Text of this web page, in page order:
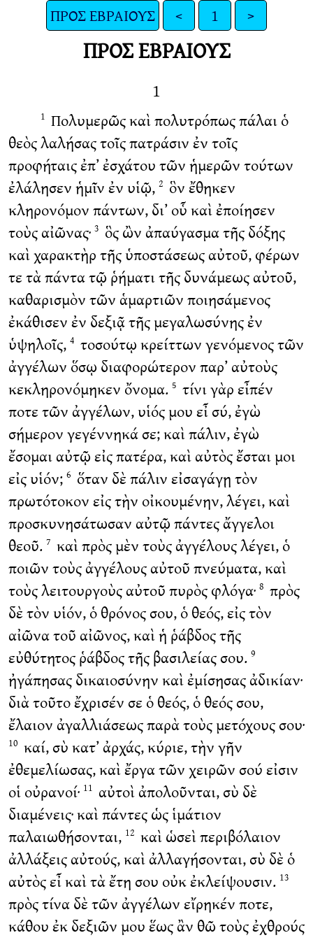
ΠΡΟΣ ΕΒΡΑΙΟΥΣ < 1 >
ΠΡΟΣ ΕΒΡΑΙΟΥΣ
1
1 Πολυμερῶς καὶ πολυτρόπως πάλαι ὁ
θεὸς λαλήσας τοῖς πατράσιν ἐν τοῖς
προφήταις ἐπ’ ἐσχάτου τῶν ἡμερῶν τούτων
ἐλάλησεν ἡμῖν ἐν υἱῷ, 2 ὃν ἔθηκεν
κληρονόμον πάντων, δι’ οὗ καὶ ἐποίησεν
τοὺς αἰῶνας· 3 ὃς ὢν ἀπαύγασμα τῆς δόξης
καὶ χαρακτὴρ τῆς ὑποστάσεως αὐτοῦ, φέρων
τε τὰ πάντα τῷ ῥήματι τῆς δυνάμεως αὐτοῦ,
καθαρισμὸν τῶν ἁμαρτιῶν ποιησάμενος
ἐκάθισεν ἐν δεξιᾷ τῆς μεγαλωσύνης ἐν
ὑψηλοῖς, 4 τοσούτῳ κρείττων γενόμενος τῶν
ἀγγέλων ὅσῳ διαφορώτερον παρ’ αὐτοὺς
κεκληρονόμηκεν ὄνομα. 5 τίνι γὰρ εἶπέν
ποτε τῶν ἀγγέλων, υἱός μου εἶ σύ, ἐγὼ
σήμερον γεγέννηκά σε; καὶ πάλιν, ἐγὼ
ἔσομαι αὐτῷ εἰς πατέρα, καὶ αὐτὸς ἔσται μοι
εἰς υἱόν; 6 ὅταν δὲ πάλιν εἰσαγάγῃ τὸν
πρωτότοκον εἰς τὴν οἰκουμένην, λέγει, καὶ
προσκυνησάτωσαν αὐτῷ πάντες ἄγγελοι
θεοῦ. 7 καὶ πρὸς μὲν τοὺς ἀγγέλους λέγει, ὁ
ποιῶν τοὺς ἀγγέλους αὐτοῦ πνεύματα, καὶ
τοὺς λειτουργοὺς αὐτοῦ πυρὸς φλόγα· 8 πρὸς
δὲ τὸν υἱόν, ὁ θρόνος σου, ὁ θεός, εἰς τὸν
αἰῶνα τοῦ αἰῶνος, καὶ ἡ ῥάβδος τῆς
εὐθύτητος ῥάβδος τῆς βασιλείας σου. 9
ἠγάπησας δικαιοσύνην καὶ ἐμίσησας ἀδικίαν·
διὰ τοῦτο ἔχρισέν σε ὁ θεός, ὁ θεός σου,
ἔλαιον ἀγαλλιάσεως παρὰ τοὺς μετόχους σου·
10 καί, σὺ κατ’ ἀρχάς, κύριε, τὴν γῆν
ἐθεμελίωσας, καὶ ἔργα τῶν χειρῶν σού εἰσιν
οἱ οὐρανοί· 11 αὐτοὶ ἀπολοῦνται, σὺ δὲ
διαμένεις· καὶ πάντες ὡς ἱμάτιον
παλαιωθήσονται, 12 καὶ ὡσεὶ περιβόλαιον
ἀλλάξεις αὐτούς, καὶ ἀλλαγήσονται, σὺ δὲ ὁ
αὐτὸς εἶ καὶ τὰ ἔτη σου οὐκ ἐκλείψουσιν. 13
πρὸς τίνα δὲ τῶν ἀγγέλων εἴρηκέν ποτε,
κάθου ἐκ δεξιῶν μου ἕως ἂν θῶ τοὺς ἐχθρούς